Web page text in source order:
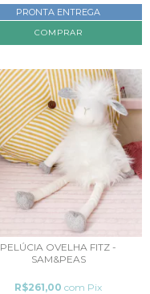
PRONTA ENTREGA
COMPRAR
PELÚCIA OVELHA FITZ -
SAM&PEAS
R$261,00 com Pix